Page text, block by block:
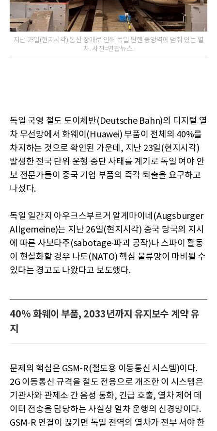
지난 23일(현지시각) 통신 장애로 인해 독일 뮌헨 중앙역에 멈춰 있는 열
차. 사진=연합뉴스.
독일 국영 철도 도이체반(Deutsche Bahn)의 디지털 열
차 무선망에서 화웨이(Huawei) 부품이 전체의 40%를
차지하는 것으로 확인된 가운데, 지난 23일(현지시각)
발생한 전국 단위 운행 중단 사태를 계기로 독일 여야 안
보 전문가들이 중국 기업 부품의 즉각 퇴출을 요구하고
나섰다.
독일 일간지 아우크스부르거 알게마이네(Augsburger
Allgemeine)는 지난 26일(현지시각) 중국 당국의 지시
에 따른 사보타주(sabotage·파괴 공작)나 스파이 활동
이 현실화할 경우 나토(NATO) 핵심 물류망이 마비될 수
있다는 경고도 나왔다고 보도했다.
40% 화웨이 부품, 2033년까지 유지보수 계약 유
지
문제의 핵심은 GSM-R(철도용 이동통신 시스템)이다.
2G 이동통신 규격을 철도 전용으로 개조한 이 시스템은
기관사와 관제소 간 음성 통화, 긴급 호출, 열차 제어 데
이터 전송을 담당하는 사실상 열차 운행의 신경망이다.
GSM-R 연결이 끊기면 독일 전역의 열차가 전부 서야 한